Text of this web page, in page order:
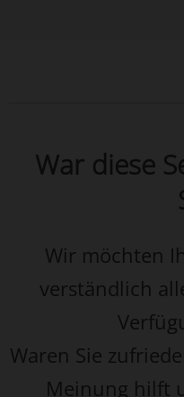
War diese
Wir möchten
verständlich
Waren Sie
Meinung hilft